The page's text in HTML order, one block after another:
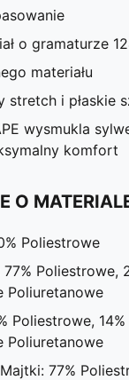
o gramaturze
materiału
stretch i płaskie
wysmukla
komfort
O
Poliestrowe
Poliestrowe,
Poliuretanowe
Poliestrowe, 14%
Poliuretanowe
77%